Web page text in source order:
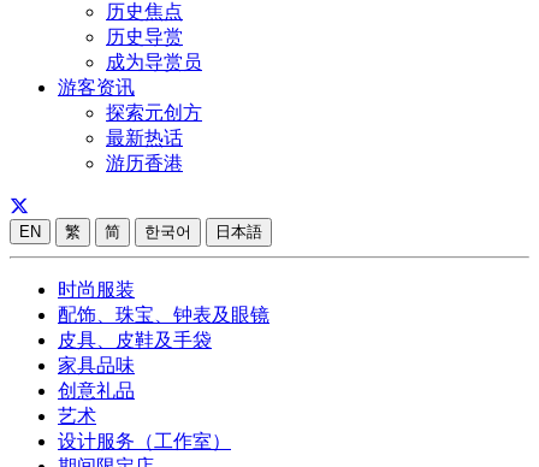
历史焦点
历史导赏
成为导赏员
游客资讯
探索元创方
最新热话
游历香港
EN 繁 简 한국어 日本語
时尚服装
配饰、珠宝、钟表及眼镜
皮具、皮鞋及手袋
家具品味
创意礼品
艺术
设计服务（工作室）